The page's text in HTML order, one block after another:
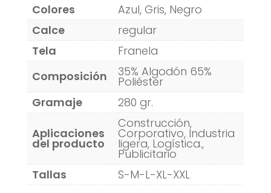
Colores
Azul, Gris, Negro
Calce
regular
Tela
Franela
Composición
35% Algodón 65%
Poliéster
Gramaje
280 gr.
Aplicaciones
del producto
Construcción,
Corporativo, Industria
ligera, Logística.,
Publicitario
Tallas
S-M-L-XL-XXL